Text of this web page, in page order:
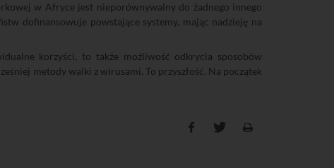
w Afryce jest nieporównywalny do żadnego innego
dofinansowuje powstające systemy, mając nadzieję na
korzyści, to także możliwość odkrycia sposobów
metody walki z wirusami. To przyszłość. Na początek